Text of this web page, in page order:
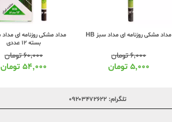
مداد مشکی روزنامه ای مداد سبز HB
۶,۰۰۰تومان
۵,۰۰۰ تومان
بسته 12 عددی
۶۰,۰۰۰تومان
۵۴,۰۰۰ تومان
تلگرام: ۰۹۲۰۳۴۷۲۶۲۲